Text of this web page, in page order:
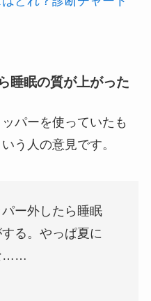
睡眠の質が上がった
パーを使っていたも
う人の意見です。
ー外したら睡眠
る。やっぱ夏に
……